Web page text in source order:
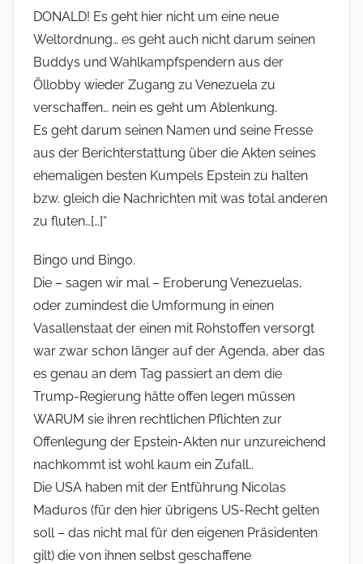
DONALD! Es geht hier nicht um eine neue
Weltordnung… es geht auch nicht darum seinen
Buddys und Wahlkampfspendern aus der
Öllobby wieder Zugang zu Venezuela zu
verschaffen… nein es geht um Ablenkung.
Es geht darum seinen Namen und seine Fresse
aus der Berichterstattung über die Akten seines
ehemaligen besten Kumpels Epstein zu halten
bzw. gleich die Nachrichten mit was total anderen
zu fluten…[…]“
Bingo und Bingo.
Die – sagen wir mal – Eroberung Venezuelas,
oder zumindest die Umformung in einen
Vasallenstaat der einen mit Rohstoffen versorgt
war zwar schon länger auf der Agenda, aber das
es genau an dem Tag passiert an dem die
Trump-Regierung hätte offen legen müssen
WARUM sie ihren rechtlichen Pflichten zur
Offenlegung der Epstein-Akten nur unzureichend
nachkommt ist wohl kaum ein Zufall..
Die USA haben mit der Entführung Nicolas
Maduros (für den hier übrigens US-Recht gelten
soll – das nicht mal für den eigenen Präsidenten
gilt) die von ihnen selbst geschaffene